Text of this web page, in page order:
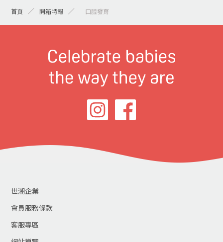
首頁 開箱特報 > 口腔發育
世潮企業
會員服務條款
客服專區